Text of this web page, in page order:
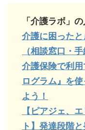
「介護ラボ」
介護に困った
（相談窓口・手
介護保険で利
ログラム』を
よう！
【ピアジェ、
ト】発達段階